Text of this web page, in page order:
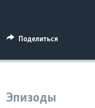
Поделиться
Эпизоды